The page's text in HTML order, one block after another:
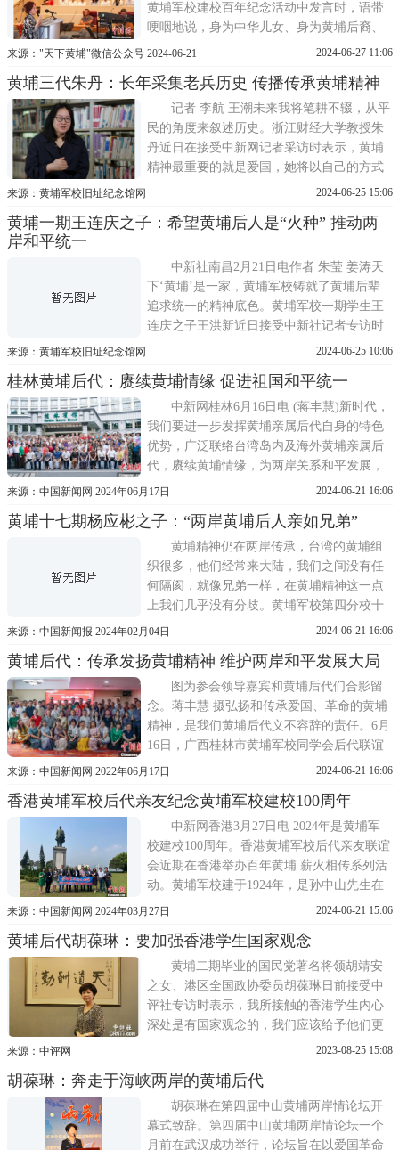
黄埔军校建校百年纪念活动中发言时，语带
哽咽地说，身为中华儿女、身为黄埔后裔、
身为张振国的女儿，我以先辈为傲。黄埔军
谊会在多伦多以线下线上结合方式举办纪念
活动。多伦多当地时间6月15日，抗日将领张
振国之女、年逾九旬的
来源："天下黄埔"微信公众号 2024-06-21 2024-06-27 11:06
黄埔三代朱丹：长年采集老兵历史 传播传承黄埔精神
记者 李航 王潮未来我将笔耕不辍，从平
民的角度来叙述历史。浙江财经大学教授朱
丹近日在接受中新网记者采访时表示，黄埔
精神最重要的就是爱国，她将以自己的方式
延续黄埔精神。朱丹近日在浙江财经大学接
史纲要》，长期从事浙籍黄埔军校生研究。
活在一起，对
来源：黄埔军校旧址纪念馆网 2024-06-25 15:06
黄埔一期王连庆之子：希望黄埔后人是“火种” 推动两
岸和平统一
中新社南昌2月21日电作者 朱莹 姜涛天
下‘黄埔’是一家，黄埔军校铸就了黄埔后辈
追求统一的精神底色。黄埔军校一期学生王
连庆之子王洪新近日接受中新社记者专访时
表示，黄埔军校后人的父辈们都在一起浴血
望黄埔后人是‘火种’，努力推动早日实现两
岸和平统一。黄埔军校是中
来源：黄埔军校旧址纪念馆网 2024-06-25 10:06
桂林黄埔后代：赓续黄埔情缘 促进祖国和平统一
中新网桂林6月16日电 (蒋丰慧)新时代，
我们要进一步发挥黄埔亲属后代自身的特色
优势，广泛联络台湾岛内及海外黄埔亲属后
代，赓续黄埔情缘，为两岸关系和平发展，
为祖国和平统一大业和中华民族伟大复兴作
后代联谊会会长吴钢林表示。嘉宾们合影留
念。蒋丰慧 摄当天，桂林市举办黄埔精神 百
年相传 黄埔军
来源：中国新闻网 2024年06月17日 2024-06-21 16:06
黄埔十七期杨应彬之子：“两岸黄埔后人亲如兄弟”
黄埔精神仍在两岸传承，台湾的黄埔组
织很多，他们经常来大陆，我们之间没有任
何隔阂，就像兄弟一样，在黄埔精神这一点
上我们几乎没有分歧。黄埔军校第四分校十
七期毕业生杨应彬长子杨小斌近日在广州受
一个穷苦家庭，14岁加入中国共产党。抗日
战争全面爆发后，他在张发奎部潜伏十年，
先后随军参加淞沪、武汉
来源：中国新闻报 2024年02月04日 2024-06-21 16:06
黄埔后代：传承发扬黄埔精神 维护两岸和平发展大局
图为参会领导嘉宾和黄埔后代们合影留
念。蒋丰慧 摄弘扬和传承爱国、革命的黄埔
精神，是我们黄埔后代义不容辞的责任。6月
16日，广西桂林市黄埔军校同学会后代联谊
会会长吴钢林表示，将继续传承发扬黄埔精
大局。当天，由桂林市黄埔军校同学会、桂
林市黄埔军校同学会后代联谊会主办的黄埔
军校成立98周年座谈
来源：中国新闻网 2022年06月17日 2024-06-21 16:06
香港黄埔军校后代亲友纪念黄埔军校建校100周年
中新网香港3月27日电 2024年是黄埔军
校建校100周年。香港黄埔军校后代亲友联谊
会近期在香港举办百年黄埔 薪火相传系列活
动。黄埔军校建于1924年，是孙中山先生在
中国共产党和苏联的积极支持和帮助下创办
校后代亲友联谊会近期在香港举办百年黄埔
薪火相传系列活动。主办方 供图联谊会会长
林际平表示，
来源：中国新闻网 2024年03月27日 2024-06-21 15:06
黄埔后代胡葆琳：要加强香港学生国家观念
黄埔二期毕业的国民党著名将领胡靖安
之女、港区全国政协委员胡葆琳日前接受中
评社专访时表示，我所接触的香港学生内心
深处是有国家观念的，我们应该给予他们更
多的关怀，更多的启发和机会。黄埔精神是
靖安是国民党陆军中将。毕业于黄埔军校二
期和德国陆军军官大学，先后参加东征、北
伐和抗日战争。由于
来源：中评网 2023-08-25 15:08
胡葆琳：奔走于海峡两岸的黄埔后代
胡葆琳在第四届中山黄埔两岸情论坛开
幕式致辞。第四届中山黄埔两岸情论坛一个
月前在武汉成功举行，论坛旨在以爱国革命